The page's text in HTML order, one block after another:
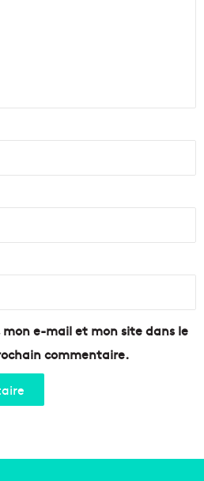
e-mail et mon site dans le
commentaire.